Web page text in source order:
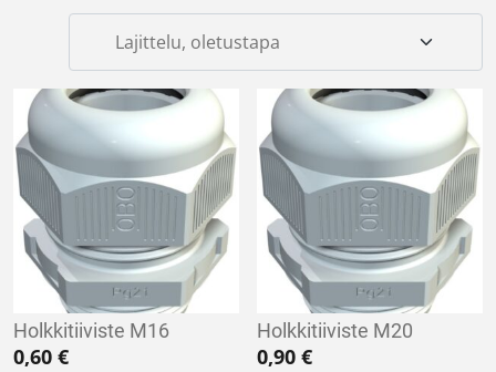
Holkkitiiviste M16
0,60 €
Holkkitiiviste M20
0,90€